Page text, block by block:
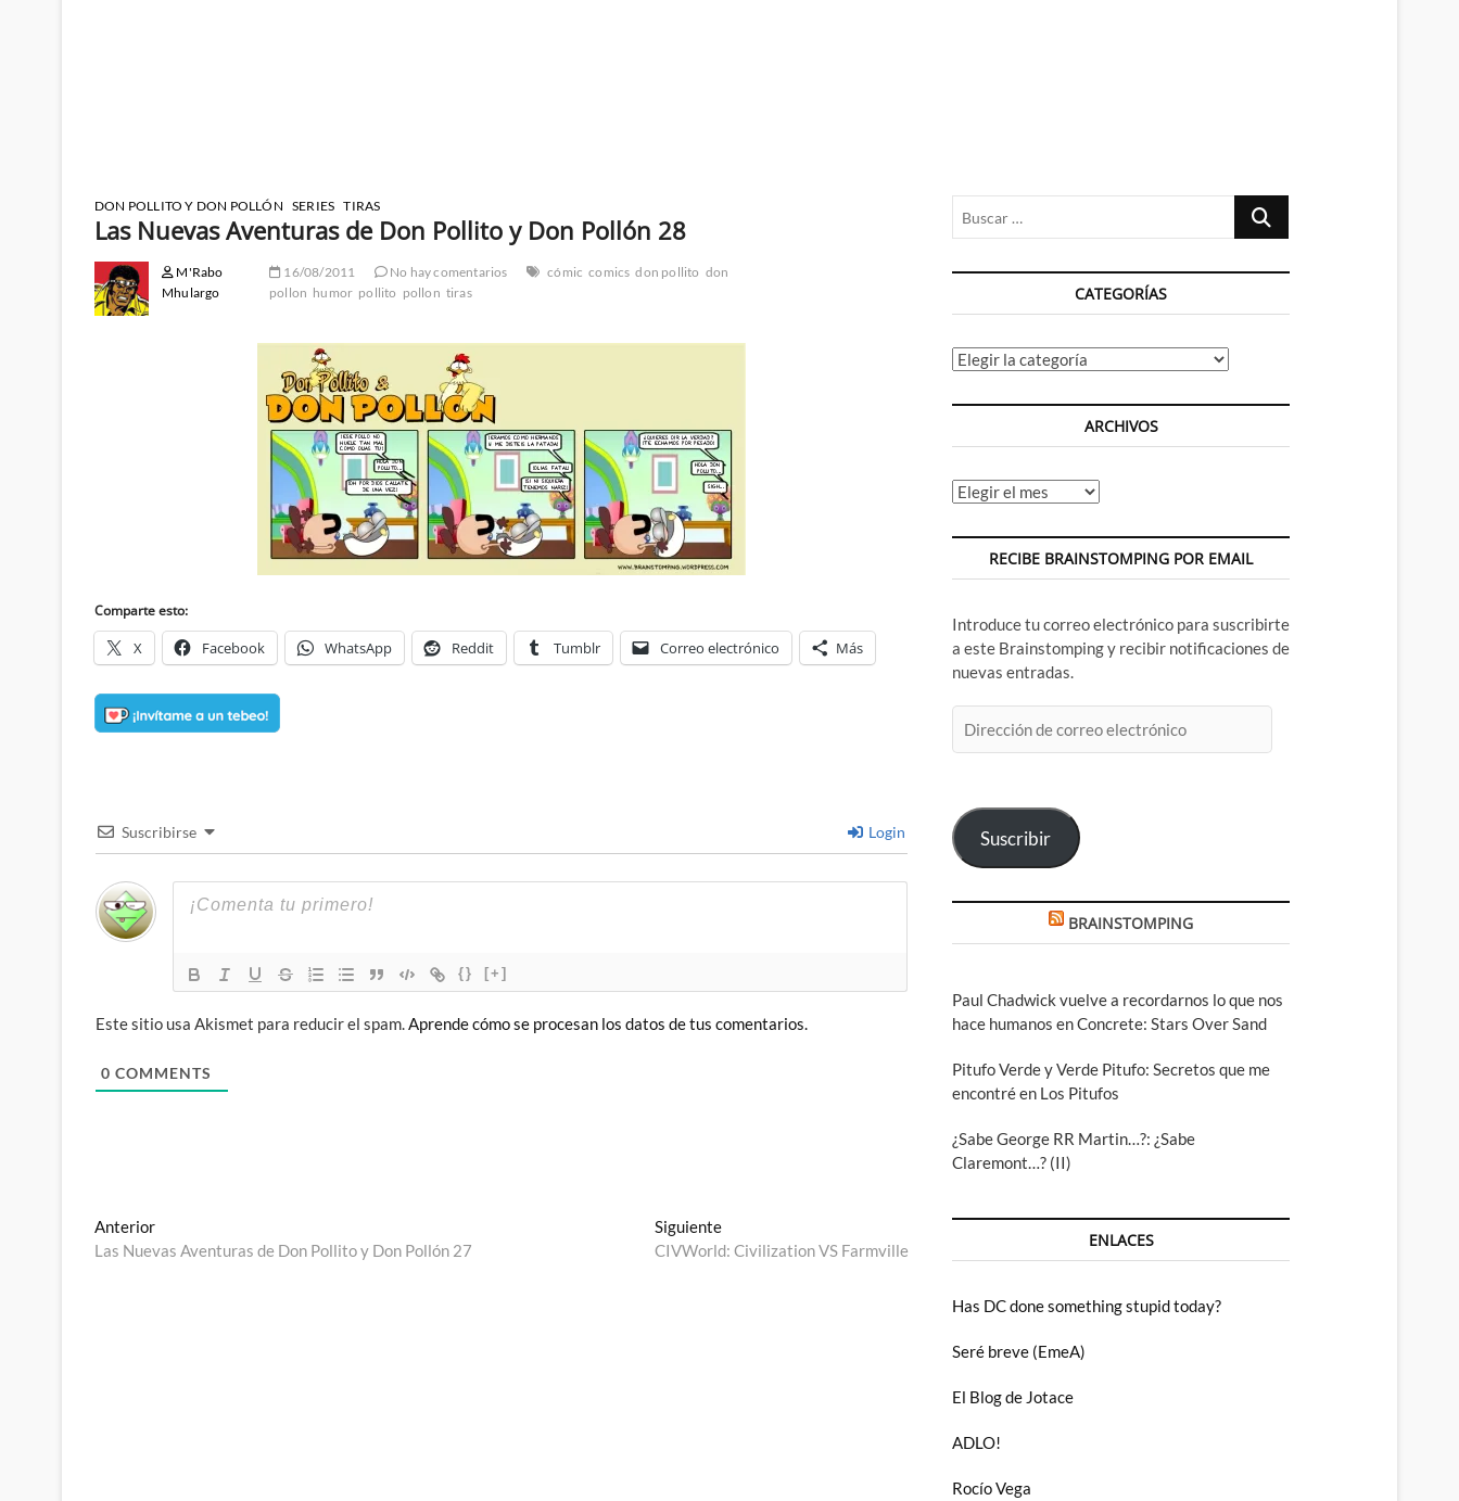
DON POLLITO Y DON POLLÓN SERIES TIRAS
Las Nuevas Aventuras de Don Pollito y Don Pollón 28
M'Rabo
Mhulargo
16/08/2011 No hay comentarios cómic comics don pollito don
pollon humor pollito pollon tiras
Comparte esto:
X Facebook WhatsApp Reddit Tumblr Correo electrónico Más
Suscribirse Login
{} [+]
Este sitio usa Akismet para reducir el spam.Aprende cómo se procesan los datos de tus comentarios.
0 COMMENTS
Navegación
de
AnteriorEntrada
anterior:
Las Nuevas Aventuras de Don Pollito y Don Pollón 27
SiguienteEntrada
siguiente:
CIVWorld: Civilization VS Farmville
Buscar
CATEGORÍAS
Categorías
ARCHIVOS
Archivos
RECIBE BRAINSTOMPING POR EMAIL
Introduce tu correo electrónico para suscribirte
a este Brainstomping y recibir notificaciones de
nuevas entradas.
de
Suscribir
BRAINSTOMPING
Paul Chadwick vuelve a recordarnos lo que nos
hace humanos en Concrete: Stars Over Sand
Pitufo Verde y Verde Pitufo: Secretos que me
encontré en Los Pitufos
¿Sabe George RR Martin…?: ¿Sabe
Claremont…? (II)
ENLACES
Has DC done something stupid today?
Seré breve (EmeA)
El Blog de Jotace
ADLO!
Rocío Vega